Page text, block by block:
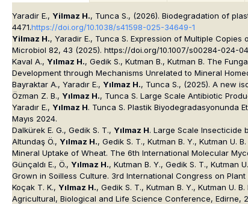
Yaradir E., Yilmaz H., Tunca S., (2026). Biodegradation of
4471.https://doi.org/10.1038/s41598-025-34649-1
Yilmaz H., Yaradir E., Tunca S. Expression of Multiple
Microbiol 82, 43 (2025). https://doi.org/10.1007/s00284-024-
Kaval A., Yılmaz H., Gedik S., Kutman B., Kutman B. The
Development through Mechanisms Unrelated to Mineral
Bayraktar A., Yaradır E., Yılmaz H., Tunca S., (2025). A new
Özman Z. B., Yılmaz H., Tunca S. Large Scale Antibiotic
Yaradır E., Yılmaz H. Tunca S. Plastik Biyodegradasyonunda
Mayıs 2024.
Dalkürek E. G., Gedik S. T., Yılmaz H. Large Scale Insecticide
Altundaş Ö., Yılmaz H., Gedik S. T., Kutman B. Y., Kutman
Mineral Uptake of Wheat. The 6th International Molecular
Günçaldı E., Ö., Yılmaz H., Kutman B. Y., Gedik S. T.,
Grown in Soilless Culture. 3rd International Congress on Plant
Koçak T. K., Yılmaz H., Gedik S. T., Kutman B. Y., Kutman U.
Agricultural, Biological and Life Science Conference, Edirne,